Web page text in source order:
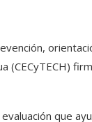
(CECyTECH)
que